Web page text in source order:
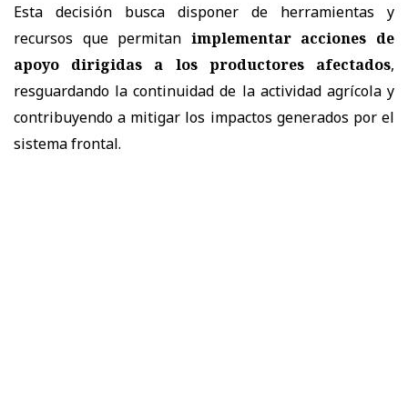
Esta decisión busca disponer de herramientas y
recursos que permitan implementar acciones de
apoyo dirigidas a los productores afectados,
resguardando la continuidad de la actividad agrícola y
contribuyendo a mitigar los impactos generados por el
sistema frontal.